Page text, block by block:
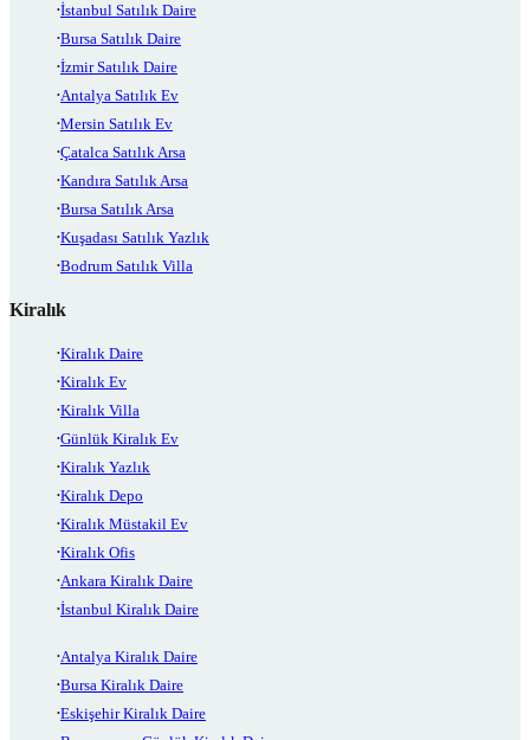
İstanbul Satılık Daire
Bursa Satılık Daire
İzmir Satılık Daire
Antalya Satılık Ev
Mersin Satılık Ev
Çatalca Satılık Arsa
Kandıra Satılık Arsa
Bursa Satılık Arsa
Kuşadası Satılık Yazlık
Bodrum Satılık Villa
Kiralık
Kiralık Daire
Kiralık Ev
Kiralık Villa
Günlük Kiralık Ev
Kiralık Yazlık
Kiralık Depo
Kiralık Müstakil Ev
Kiralık Ofis
Ankara Kiralık Daire
İstanbul Kiralık Daire
Antalya Kiralık Daire
Bursa Kiralık Daire
Eskişehir Kiralık Daire